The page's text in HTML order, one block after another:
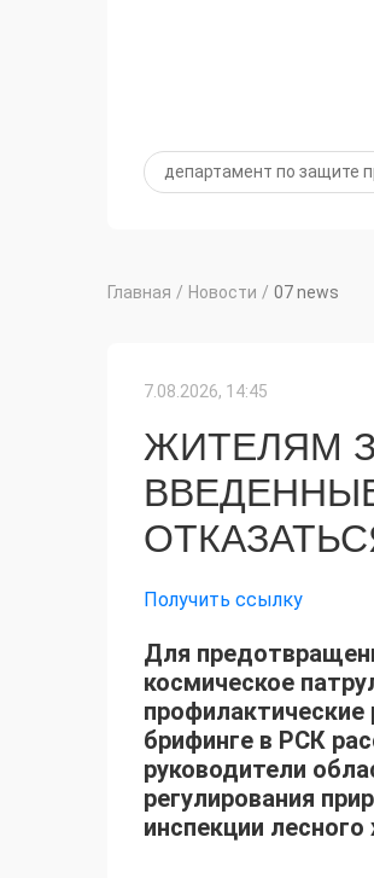
департамент по защите
Главная / Новости / 07 news
7.08.2026, 14:45
ЖИТЕЛЯМ
Получить ссылку
Для
космическое
брифинге в РСК
руководители
регулирования
инспекции